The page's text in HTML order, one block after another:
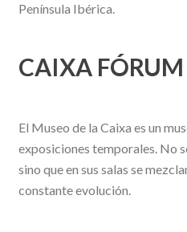
Península Ibérica.
CAIXA
El Museo de la Caixa es un
exposiciones temporales. No
sino que en sus salas se
constante evolución.